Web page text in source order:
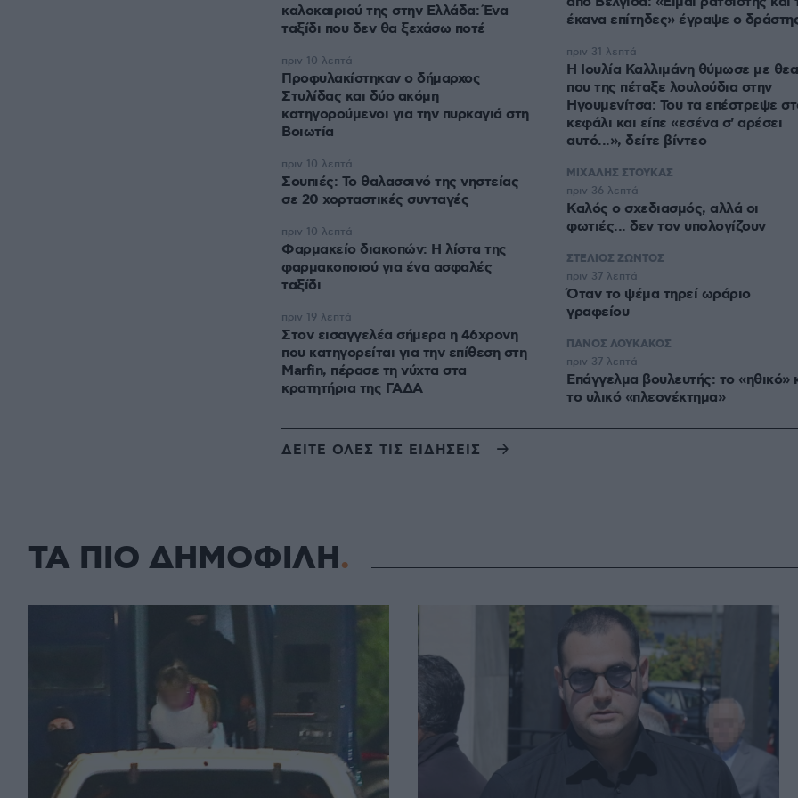
καλοκαιριού της στην Ελλάδα: Ένα
ταξίδι που δεν θα ξεχάσω ποτέ
Προφυλακίστηκαν ο δήμαρχος
Στυλίδας και δύο ακόμη
κατηγορούμενοι για την πυρκαγιά στη
Βοιωτία
πριν 10 λεπτά
Σουπιές: Το θαλασσινό της νηστείας
σε 20 χορταστικές συνταγές
πριν 10 λεπτά
Φαρμακείο διακοπών: Η λίστα της
φαρμακοποιού για ένα ασφαλές
ταξίδι
πριν 10 λεπτά
Στον εισαγγελέα σήμερα η 46χρονη
που κατηγορείται για την επίθεση στη
Marfin, πέρασε τη νύχτα στα
κρατητήρια της ΓΑΔΑ
πριν 19 λεπτά
έκανα επίτηδες» έγραψε ο
Η Ιουλία Καλλιμάνη θύμωσε με
που της πέταξε λουλούδια στην
Ηγουμενίτσα: Του τα επέστρεψε
κεφάλι και είπε «εσένα σ' αρέσει
αυτό...», δείτε βίντεο
πριν 31 λεπτά
ΜΙΧΑΛΗΣ ΣΤΟΥΚΑΣ
Καλός ο σχεδιασμός, αλλά οι
φωτιές... δεν τον υπολογίζουν
πριν 36 λεπτά
ΣΤΕΛΙΟΣ ΖΩΝΤΟΣ
Όταν το ψέμα τηρεί ωράριο
γραφείου
πριν 37 λεπτά
ΠΑΝΟΣ ΛΟΥΚΑΚΟΣ
Επάγγελμα βουλευτής: το «ηθικό»
το υλικό «πλεονέκτημα»
πριν 37 λεπτά
ΔΕΙΤΕ ΟΛΕΣ ΤΙΣ ΕΙΔΗΣΕΙΣ
ΤΑ ΠΙΟ ΔΗΜΟΦΙΛΗ